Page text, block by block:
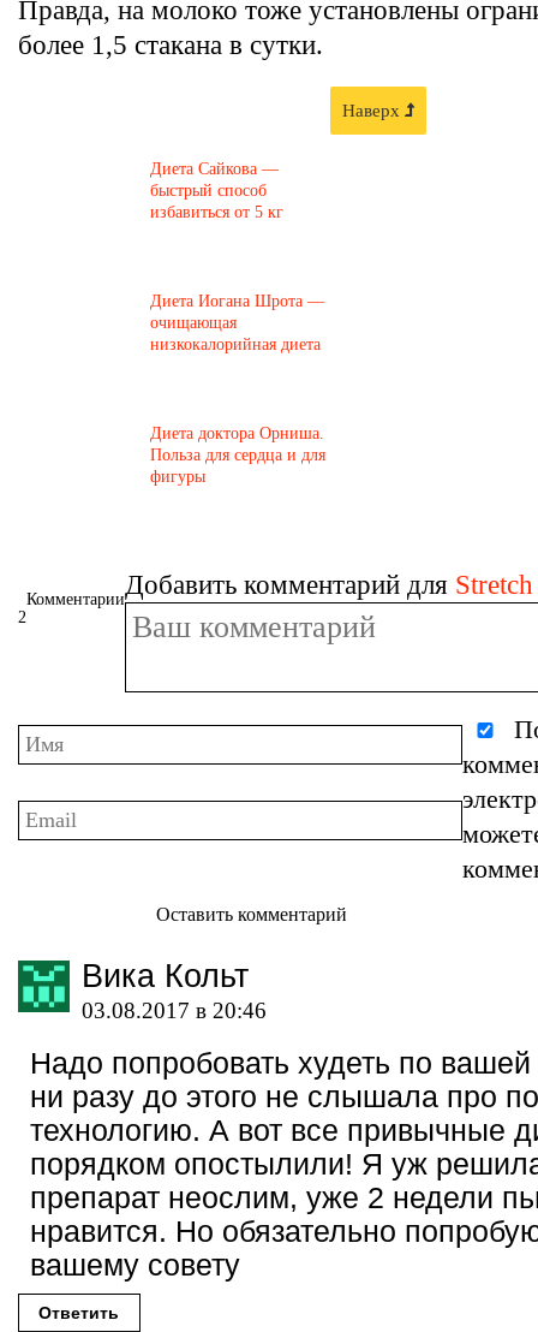
Правда, на молоко тоже установлены
более 1,5 стакана в сутки.
Наверх
Диета Сайкова —
быстрый способ
избавиться от 5 кг
Диета Иогана Шрота —
очищающая
низкокалорийная диета
​Диета доктора Орниша.
Польза для сердца и для
фигуры
Комментарии
2
Добавить комментарий для Stretch
Оставить комментарий
Вика Кольт
03.08.2017 в 20:46
Надо попробовать худеть по
ни разу до этого не слышала про
технологию. А вот все привычные
порядком опостылили! Я уж
препарат неослим, уже 2 недели
нравится. Но обязательно
вашему совету
Ответить